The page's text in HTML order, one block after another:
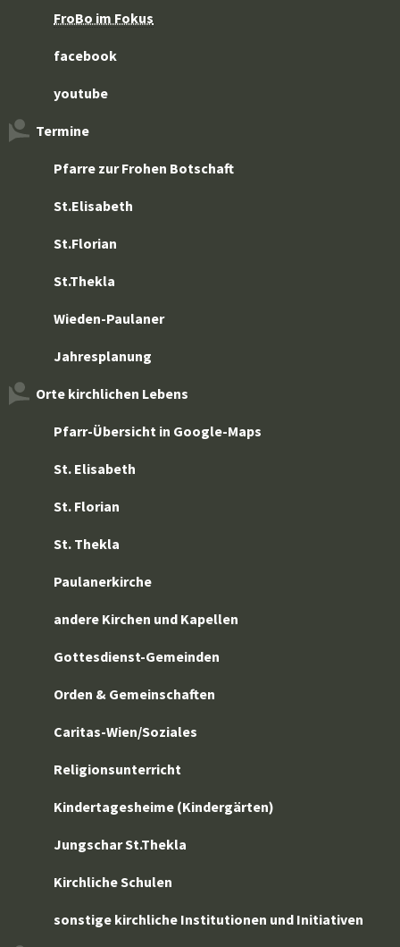
FroBo im Fokus
facebook
youtube
Termine
Pfarre zur Frohen Botschaft
St.Elisabeth
St.Florian
St.Thekla
Wieden-Paulaner
Jahresplanung
Orte kirchlichen Lebens
Pfarr-Übersicht in Google-Maps
St. Elisabeth
St. Florian
St. Thekla
Paulanerkirche
andere Kirchen und Kapellen
Gottesdienst-Gemeinden
Orden & Gemeinschaften
Caritas-Wien/Soziales
Religionsunterricht
Kindertagesheime (Kindergärten)
Jungschar St.Thekla
Kirchliche Schulen
sonstige kirchliche Institutionen und Initiativen